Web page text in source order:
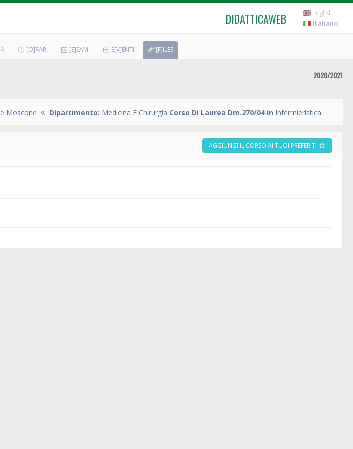
DIDATTICAWEB
English
Italiano
[O]RARI [E]SAMI E[V]ENTI [F]ILES
2020/2021
Moscone Dipartimento: Medicina E Chirurgia Corso Di Laurea Dm.270/04 in Infermieristica
AGGIUNGI IL CORSO AI TUOI PREFERITI